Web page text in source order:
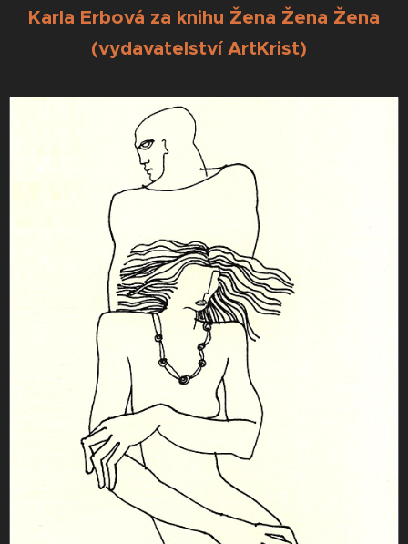
Karla Erbová za knihu Žena Žena Žena
(vydavatelství ArtKrist)